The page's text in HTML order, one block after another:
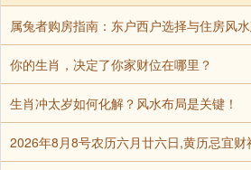
首先，不忘给灶王爷供奉酒水
中，忘却职责；
其次，不忘将糖瓜融化后抹在
让他嘴甜，多说吉祥话；
属兔者购房指南：东户西户选择与住房风
你的生肖，决定了你家财位在哪里？
生肖冲太岁如何化解？风水布局是关键！
2026年8月8号农历六月廿六日,黄历忌宜财